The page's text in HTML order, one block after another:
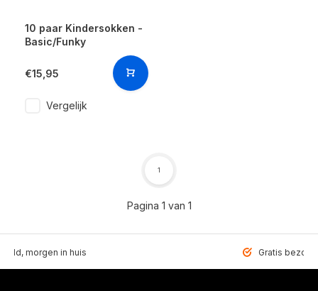
10 paar Kindersokken -
Basic/Funky
€15,95
Vergelijk
Pagina 1 van 1
1
morgen in huis Gratis